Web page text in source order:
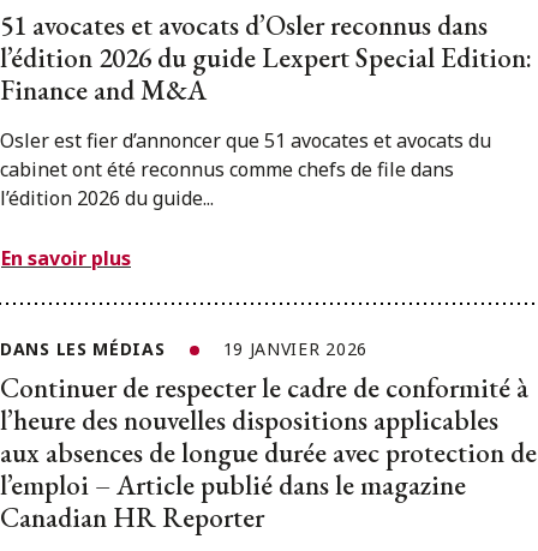
51 avocates et avocats d’Osler reconnus dans
l’édition 2026 du guide Lexpert Special Edition:
Finance and M&A
Osler est fier d’annoncer que 51 avocates et avocats du
cabinet ont été reconnus comme chefs de file dans
l’édition 2026 du guide...
En savoir plus
DANS LES MÉDIAS 19 JANVIER 2026
Continuer de respecter le cadre de conformité à
l’heure des nouvelles dispositions applicables
aux absences de longue durée avec protection de
l’emploi – Article publié dans le magazine
Canadian HR Reporter